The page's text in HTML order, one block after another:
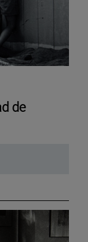
de